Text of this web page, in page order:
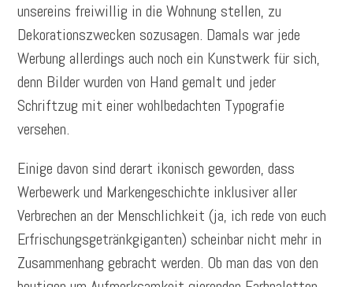
unsereins freiwillig in die Wohnung stellen, zu
Dekorationszwecken sozusagen. Damals war jede
Werbung allerdings auch noch ein Kunstwerk für sich,
denn Bilder wurden von Hand gemalt und jeder
Schriftzug mit einer wohlbedachten Typografie
versehen.
Einige davon sind derart ikonisch geworden, dass
Werbewerk und Markengeschichte inklusiver aller
Verbrechen an der Menschlichkeit (ja, ich rede von euch
Erfrischungsgetränkgiganten) scheinbar nicht mehr in
Zusammenhang gebracht werden. Ob man das von den